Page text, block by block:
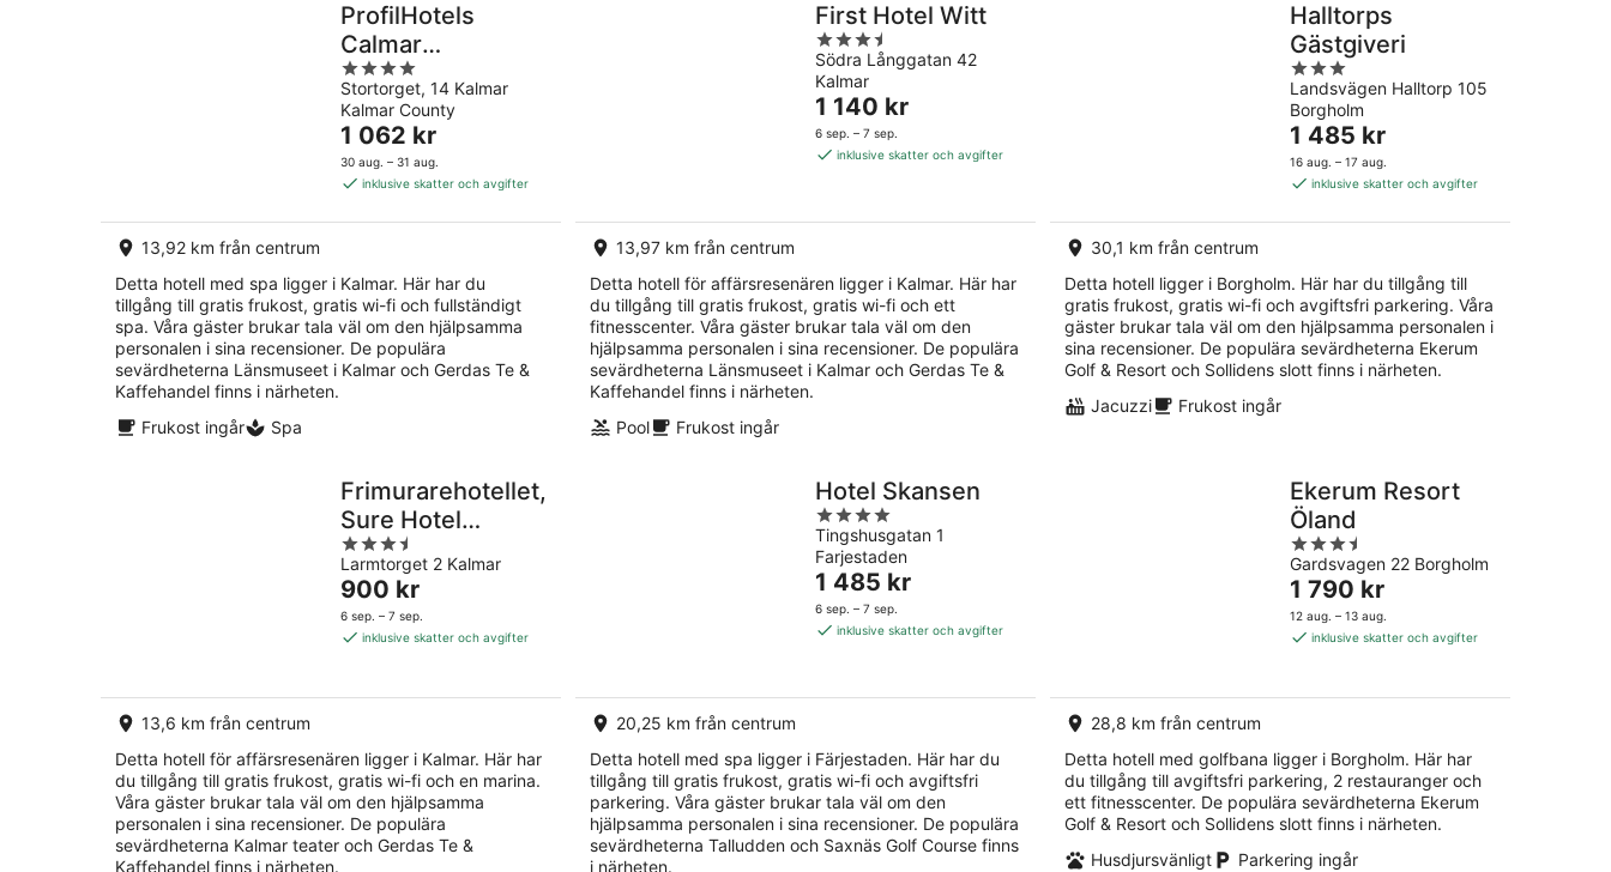
ProfilHotels
Calmar
Stadshotell
4
out
of
5
Stortorget, 14 Kalmar
Kalmar County
Priset
är
1 062 kr
natt
1 062 kr
30 aug. – 31 aug.
inklusive skatter och avgifter
13,92 km från centrum
Detta hotell med spa ligger i Kalmar. Här har du
tillgång till gratis frukost, gratis wi-fi och fullständigt
spa. Våra gäster brukar tala väl om den hjälpsamma
personalen i sina recensioner. De populära
sevärdheterna Länsmuseet i Kalmar och Gerdas Te &
Kaffehandel finns i närheten.
Frukost ingår
Spa
First Hotel Witt
3.5
out
of
5
Södra Långgatan 42
Kalmar
Priset
är
1 140 kr
1 140 kr
6 sep. – 7 sep.
inklusive skatter och avgifter
13,97 km från centrum
Detta hotell för affärsresenären ligger i Kalmar. Här har
du tillgång till gratis frukost, gratis wi-fi och ett
fitnesscenter. Våra gäster brukar tala väl om den
hjälpsamma personalen i sina recensioner. De populära
sevärdheterna Länsmuseet i Kalmar och Gerdas Te &
Kaffehandel finns i närheten.
Pool
Frukost ingår
Halltorps
Gästgiveri
3
out
of
5
Landsvägen Halltorp 105
Borgholm
Priset
är
1 485 kr
natt
1 485 kr
16 aug. – 17 aug.
inklusive skatter och avgifter
30,1 km från centrum
Detta hotell ligger i Borgholm. Här har du tillgång till
gratis frukost, gratis wi-fi och avgiftsfri parkering. Våra
gäster brukar tala väl om den hjälpsamma personalen i
sina recensioner. De populära sevärdheterna Ekerum
Golf & Resort och Sollidens slott finns i närheten.
Jacuzzi
Frukost ingår
Frimurarehotellet,
Sure Hotel
Collection by Best
Western
3.5
out
of
5
Larmtorget 2 Kalmar
Priset
är
900 kr
900 kr
6 sep. – 7 sep.
inklusive skatter och avgifter
13,6 km från centrum
Detta hotell för affärsresenären ligger i Kalmar. Här har
du tillgång till gratis frukost, gratis wi-fi och en marina.
Våra gäster brukar tala väl om den hjälpsamma
personalen i sina recensioner. De populära
sevärdheterna Kalmar teater och Gerdas Te &
Kaffehandel finns i närheten.
Hotel Skansen
4
out
of
5
Tingshusgatan 1
Farjestaden
Priset
är
1 485 kr
1 485 kr
6 sep. – 7 sep.
inklusive skatter och avgifter
20,25 km från centrum
Detta hotell med spa ligger i Färjestaden. Här har du
tillgång till gratis frukost, gratis wi-fi och avgiftsfri
parkering. Våra gäster brukar tala väl om den
hjälpsamma personalen i sina recensioner. De populära
sevärdheterna Talludden och Saxnäs Golf Course finns
i närheten.
Ekerum Resort
Öland
3.5
out
of
5
Gardsvagen 22 Borgholm
Priset
är
1 790 kr
1 790 kr
12 aug. – 13 aug.
inklusive skatter och avgifter
28,8 km från centrum
Detta hotell med golfbana ligger i Borgholm. Här har
du tillgång till avgiftsfri parkering, 2 restauranger och
ett fitnesscenter. De populära sevärdheterna Ekerum
Golf & Resort och Sollidens slott finns i närheten.
Husdjursvänligt
Parkering ingår